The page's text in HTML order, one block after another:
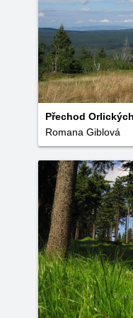
Přechod
Romana Giblová